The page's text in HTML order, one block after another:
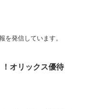
を発信しています。
オリックス優待